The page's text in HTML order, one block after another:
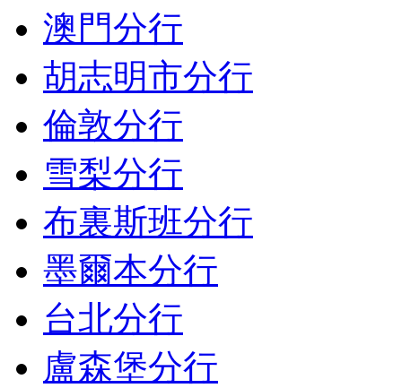
澳門分行
胡志明市分行
倫敦分行
雪梨分行
布裏斯班分行
墨爾本分行
台北分行
盧森堡分行